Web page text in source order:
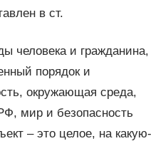
в ст.
человека и гражданина,
порядок и
окружающая среда,
мир и безопасность
– это целое, на какую-